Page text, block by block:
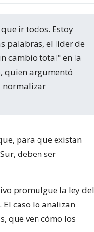
palabras, el líder de
cambio total" en la
quien argumentó
normalizar
para que existan
deben ser
promulgue la ley del
El caso lo analizan
que ven cómo los